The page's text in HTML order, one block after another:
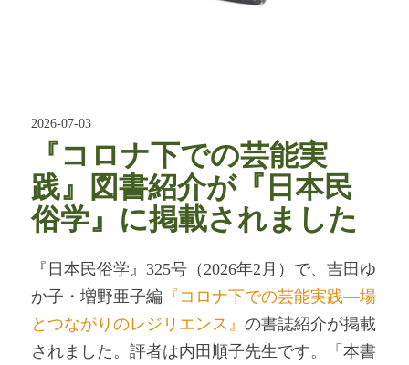
2026-07-03
『コロナ下での芸能実
践』図書紹介が『日本民
俗学』に掲載されました
『日本民俗学』325号（2026年2月）で、吉田ゆ
か子・増野亜子編 『コロナ下での芸能実践―場
とつながりのレジリエンス』の書誌紹介が掲載
されました。評者は内田順子先生です。「本書